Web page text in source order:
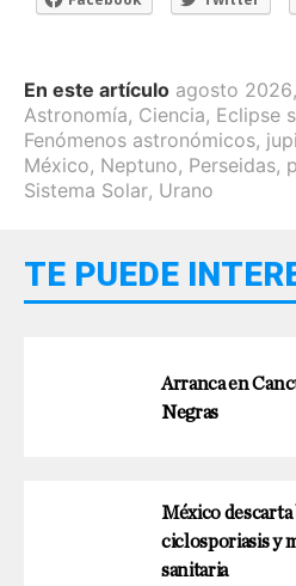
En este artículo agosto 2026,
Astronomía, Ciencia, Eclipse
Fenómenos astronómicos,
México, Neptuno, Perseidas,
Sistema Solar, Urano
TE PUEDE
Arranca en
Negras
México
ciclosporiasis y
sanitaria